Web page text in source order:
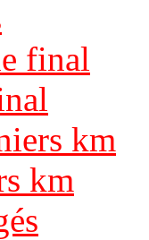
final
km
km